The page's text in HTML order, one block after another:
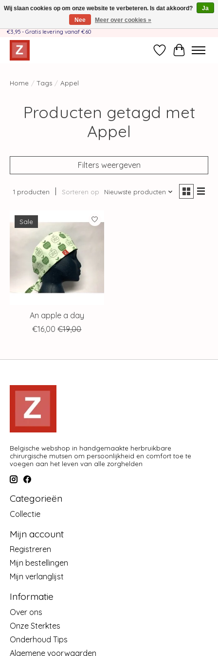
Handgemaakt door moeder-dochterteam❤️ - Verzendkosten BE & NL SLECHTS
€3,95 - Gratis levering vanaf €60
Verlanglijst
Home / Tags / Appel
Producten getagd met
Appel
Filters weergeven
1 producten Sorteren op Nieuwste producten
Sale
An apple a day
€16,00 €19,00
Belgische webshop in handgemaakte herbruikbare
chirurgische mutsen om persoonlijkheid en comfort toe te
voegen aan het leven van alle zorghelden
Categorieën
Collectie
Mijn account
Registreren
Mijn bestellingen
Mijn verlanglijst
Informatie
Over ons
Onze Sterktes
Onderhoud Tips
Algemene voorwaarden
Wij slaan cookies op om onze website te verbeteren. Is dat akkoord?
Ja
Nee
Meer over cookies »